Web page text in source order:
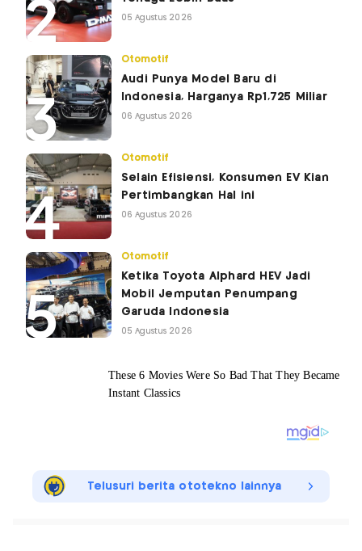
05 Agustus 2026
Otomotif
Audi Punya Model Baru di
Indonesia, Harganya Rp1,725 Miliar
06 Agustus 2026
Otomotif
Selain Efisiensi, Konsumen EV Kian
Pertimbangkan Hal ini
06 Agustus 2026
Otomotif
Ketika Toyota Alphard HEV Jadi
Mobil Jemputan Penumpang
Garuda Indonesia
05 Agustus 2026
Telusuri berita ototekno lainnya